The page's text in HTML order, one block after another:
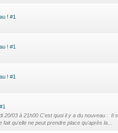
! #1
! #1
! #1
20/03 à 21h00 C'est quoi il y a du nouveau : Il
fait qu'elle ne peut prendre place qu'après la...